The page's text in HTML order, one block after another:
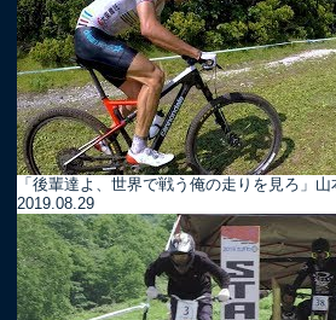
「後輩達よ、世界で戦う俺の走りを見ろ」
2019.08.29